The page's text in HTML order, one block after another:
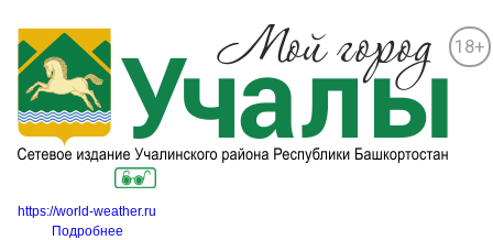
18+
https://world-weather.ru
Подробнее